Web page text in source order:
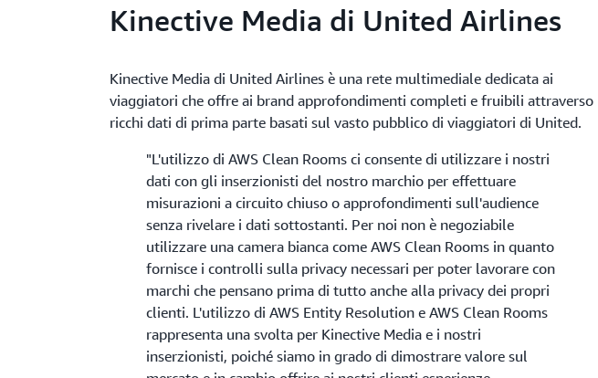
Kinective Media di United Airlines
Kinective Media di United Airlines è una rete multimediale dedicata ai
viaggiatori che offre ai brand approfondimenti completi e fruibili attraverso
ricchi dati di prima parte basati sul vasto pubblico di viaggiatori di United.
"L'utilizzo di AWS Clean Rooms ci consente di utilizzare i nostri
dati con gli inserzionisti del nostro marchio per effettuare
misurazioni a circuito chiuso o approfondimenti sull'audience
senza rivelare i dati sottostanti. Per noi non è negoziabile
utilizzare una camera bianca come AWS Clean Rooms in quanto
fornisce i controlli sulla privacy necessari per poter lavorare con
marchi che pensano prima di tutto anche alla privacy dei propri
clienti. L'utilizzo di AWS Entity Resolution e AWS Clean Rooms
rappresenta una svolta per Kinective Media e i nostri
inserzionisti, poiché siamo in grado di dimostrare valore sul